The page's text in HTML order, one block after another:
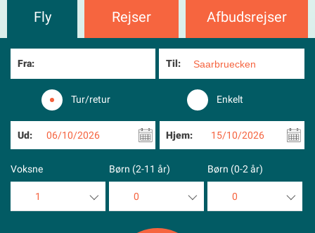
Fly Rejser Afbudsrejser
Fra: Til:
Tur/retur Enkelt
Ud: 06/10/2026 Hjem: 15/10/2026
Voksne
1
Børn (2-11 år)
0
Børn (0-2 år)
0